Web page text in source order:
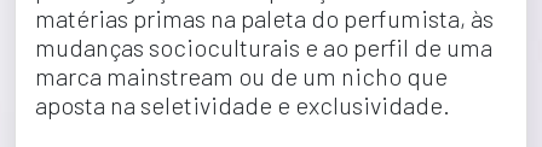
matérias primas na paleta do perfumista, às
mudanças socioculturais e ao perfil de uma
marca mainstream ou de um nicho que
aposta na seletividade e exclusividade.